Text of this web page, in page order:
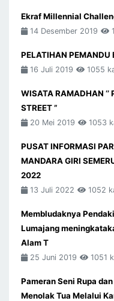
Ekraf Millennial
14 Desember 2019
PELATIHAN PEMANDU
16 Juli 2019 1055
WISATA RAMADHAN
STREET ”
20 Mei 2019 1053
PUSAT INFORMASI
MANDARA GIRI
2022
13 Juli 2022 1052
Membludaknya
Lumajang
Alam T
25 Juni 2019 1051
Pameran Seni Rupa
Menolak Tua Melalui